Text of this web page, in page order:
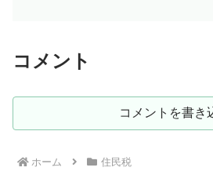
コメント
コメントを書き
ホーム 住民税